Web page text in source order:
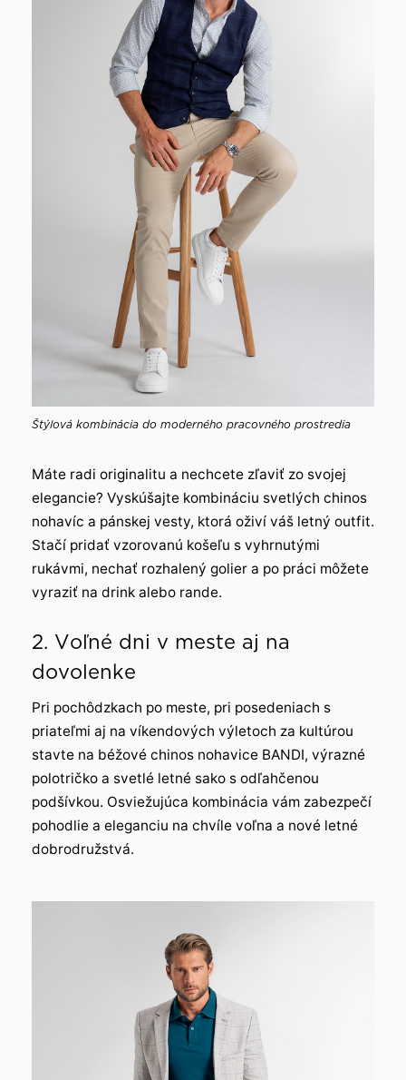
Štýlová kombinácia do moderného pracovného prostredia
Máte radi originalitu a nechcete zľaviť zo svojej
elegancie? Vyskúšajte kombináciu svetlých chinos
nohavíc a pánskej vesty, ktorá oživí váš letný outfit.
Stačí pridať vzorovanú košeľu s vyhrnutými
rukávmi, nechať rozhalený golier a po práci môžete
vyraziť na drink alebo rande.
2. Voľné dni v meste aj na
dovolenke
Pri pochôdzkach po meste, pri posedeniach s
priateľmi aj na víkendových výletoch za kultúrou
stavte na béžové chinos nohavice BANDI, výrazné
polotričko a svetlé letné sako s odľahčenou
podšívkou. Osviežujúca kombinácia vám zabezpečí
pohodlie a eleganciu na chvíle voľna a nové letné
dobrodružstvá.